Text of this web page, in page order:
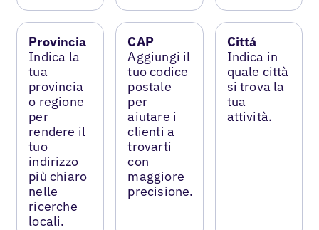
Provincia
Indica la
tua
provincia
o regione
per
rendere il
tuo
indirizzo
più chiaro
nelle
ricerche
locali.
CAP
Aggiungi il
tuo codice
postale
per
aiutare i
clienti a
trovarti
con
maggiore
precisione.
Cittá
Indica in
quale città
si trova la
tua
attività.